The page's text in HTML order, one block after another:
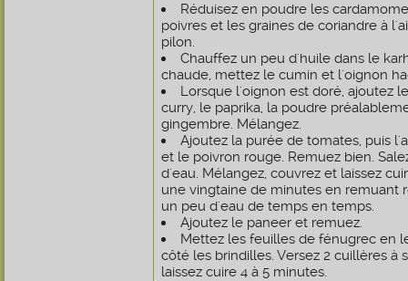
Réduisez en poudre les
poivres et les graines de coriandre à
pilon.
Chauffez un peu d'huile dans le
chaude, mettez le cumin et l'oignon
Lorsque l'oignon est doré, ajoutez
curry, le paprika, la poudre
gingembre. Mélangez.
Ajoutez la purée de tomates, puis
et le poivron rouge. Remuez bien.
d'eau. Mélangez, couvrez et laissez
une vingtaine de minutes en remuant
un peu d'eau de temps en temps.
Ajoutez le paneer et remuez.
Mettez les feuilles de fénugrec en
côté les brindilles. Versez 2 cuillères à
laissez cuire 4 à 5 minutes.